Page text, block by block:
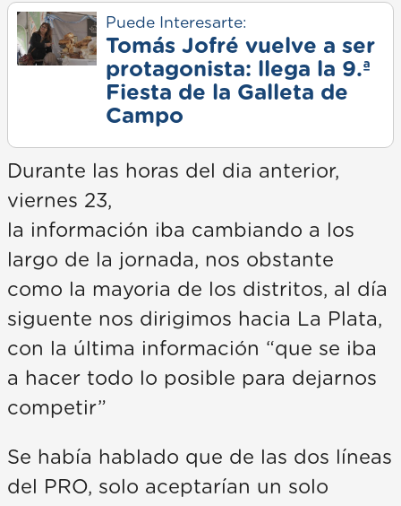
Puede Interesarte:
Tomás Jofré vuelve a ser
protagonista: llega la 9.ª
Fiesta de la Galleta de
Campo
Durante las horas del dia anterior,
viernes 23,
la información iba cambiando a los
largo de la jornada, nos obstante
como la mayoria de los distritos, al día
siguente nos dirigimos hacia La Plata,
con la última información “que se iba
a hacer todo lo posible para dejarnos
competir”
Se había hablado que de las dos líneas
del PRO, solo aceptarían un solo